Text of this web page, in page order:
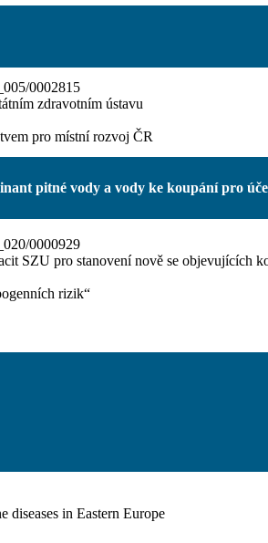
0002815
zdravotním ústavu
pro místní rozvoj ČR
pitné vody a vody ke koupání pro
0000929
SZU pro stanovení nově se objevujících
rizik“
diseases in Eastern Europe